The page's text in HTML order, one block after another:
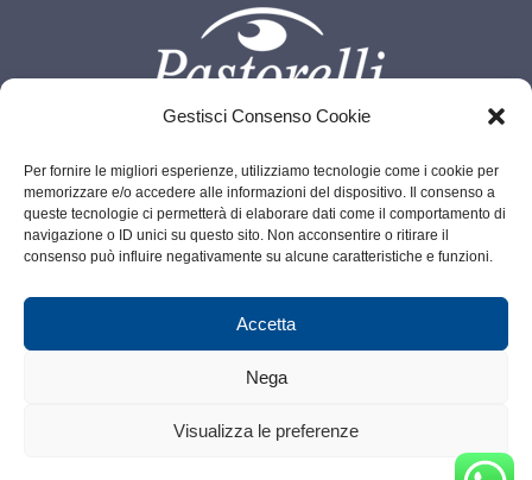
Gestisci Consenso Cookie
Per fornire le migliori esperienze, utilizziamo tecnologie come i cookie per
memorizzare e/o accedere alle informazioni del dispositivo. Il consenso a
queste tecnologie ci permetterà di elaborare dati come il comportamento di
navigazione o ID unici su questo sito. Non acconsentire o ritirare il
consenso può influire negativamente su alcune caratteristiche e funzioni.
Accetta
Nega
Visualizza le preferenze
Info@pastorelli.netP.IVA 00685940066
Legalmail: pastorelliottico@legalmail.it
© Copyright - 2026 | All Rights Reserved Pastorelli |Privacy-